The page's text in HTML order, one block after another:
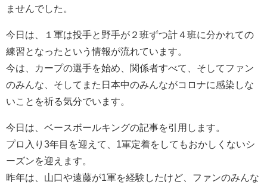
ませんでした。
今日は、１軍は投手と野手が２班ずつ計４班に分かれての
練習となったという情報が流れています。
今は、カープの選手を始め、関係者すべて、そしてファン
のみんな、そしてまた日本中のみんながコロナに感染しな
いことを祈る気分でいます。
今日は、ベースボールキングの記事を引用します。
プロ入り3年目を迎えて、1軍定着をしてもおかしくないシ
ーズンを迎えます。
昨年は、山口や遠藤が1軍を経験したけど、ファンのみんな